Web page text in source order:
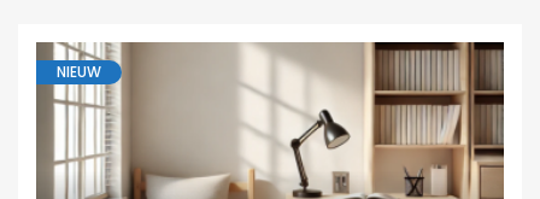
NIEUW